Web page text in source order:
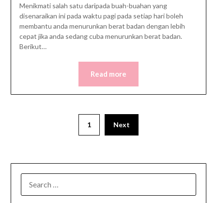
Menikmati salah satu daripada buah-buahan yang
disenaraikan ini pada waktu pagi pada setiap hari boleh
membantu anda menurunkan berat badan dengan lebih
cepat jika anda sedang cuba menurunkan berat badan.
Berikut…
Read more
1 Next
FOR: